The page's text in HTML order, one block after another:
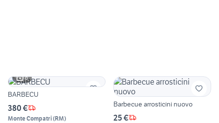
6
BARBECU
380 €
Monte Compatri(RM)
Barbecue arrosticini nuovo
25 €